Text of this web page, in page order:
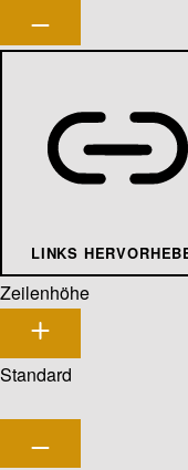
LINKS
Zeilenhöhe
Standard